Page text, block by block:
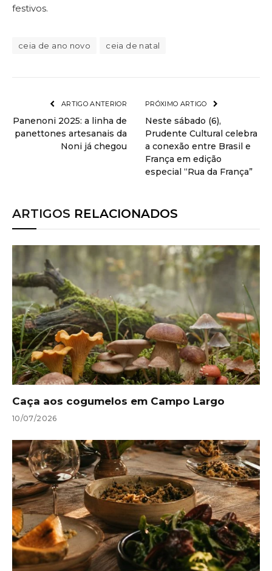
festivos.
ceia de ano novo ceia de natal
ARTIGO ANTERIOR
Panenoni 2025: a linha de
panettones artesanais da
Noni já chegou
PRÓXIMO ARTIGO
Neste sábado (6),
Prudente Cultural celebra
a conexão entre Brasil e
França em edição
especial “Rua da França”
ARTIGOS RELACIONADOS
Caça aos cogumelos em Campo Largo
10/07/2026